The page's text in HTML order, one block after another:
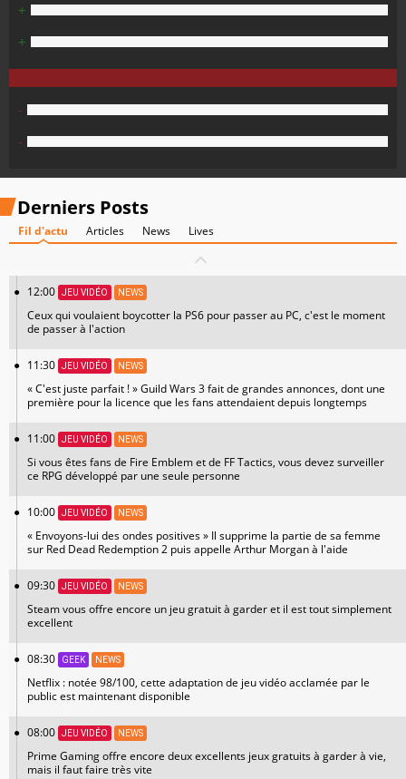
+
+
-
-
Derniers Posts
Fil d'actu Articles News Lives
12:00 JEU VIDÉO NEWS
Ceux qui voulaient boycotter la PS6 pour passer au PC, c'est le moment
de passer à l'action
11:30 JEU VIDÉO NEWS
« C'est juste parfait ! » Guild Wars 3 fait de grandes annonces, dont une
première pour la licence que les fans attendaient depuis longtemps
11:00 JEU VIDÉO NEWS
Si vous êtes fans de Fire Emblem et de FF Tactics, vous devez surveiller
ce RPG développé par une seule personne
10:00 JEU VIDÉO NEWS
« Envoyons-lui des ondes positives » Il supprime la partie de sa femme
sur Red Dead Redemption 2 puis appelle Arthur Morgan à l'aide
09:30 JEU VIDÉO NEWS
Steam vous offre encore un jeu gratuit à garder et il est tout simplement
excellent
08:30 GEEK NEWS
Netflix : notée 98/100, cette adaptation de jeu vidéo acclamée par le
public est maintenant disponible
08:00 JEU VIDÉO NEWS
Prime Gaming offre encore deux excellents jeux gratuits à garder à vie,
mais il faut faire très vite